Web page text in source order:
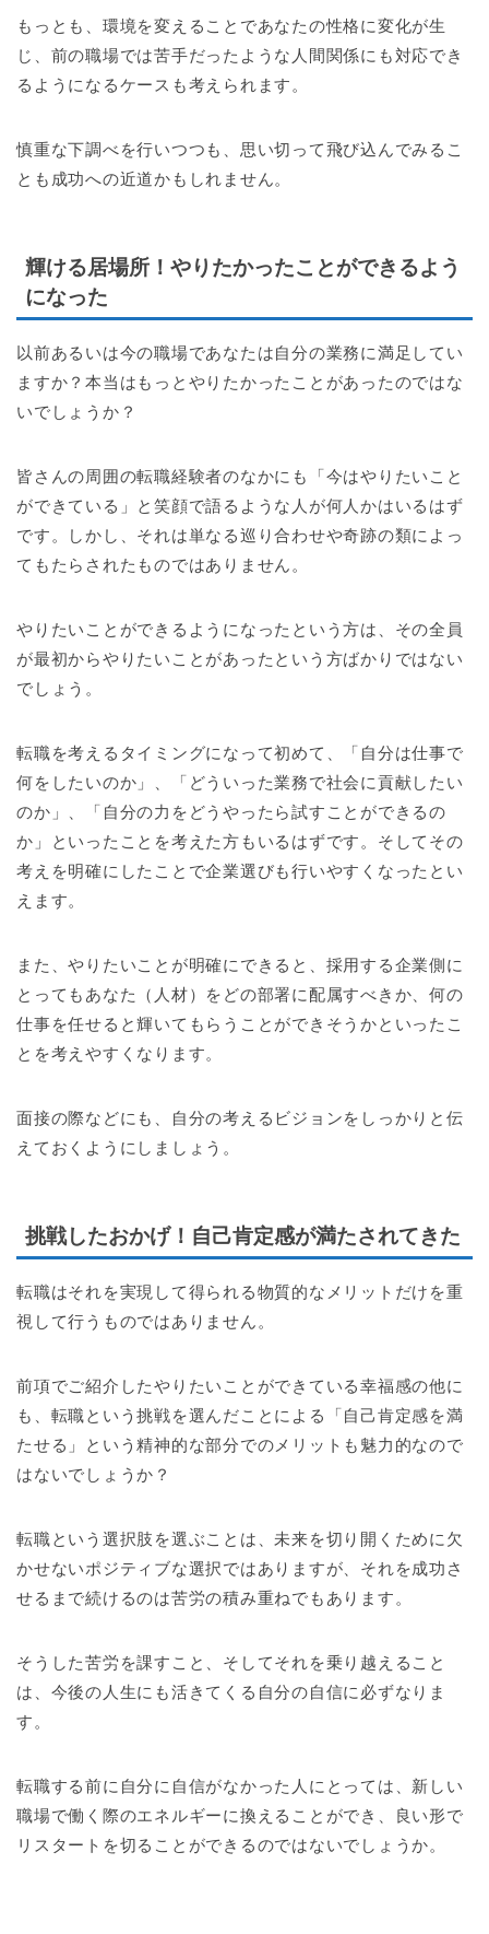
もっとも、環境を変えることであなたの性格に変化が生
じ、前の職場では苦手だったような人間関係にも対応でき
るようになるケースも考えられます。
慎重な下調べを行いつつも、思い切って飛び込んでみるこ
とも成功への近道かもしれません。
輝ける居場所！やりたかったことができるよう
になった
以前あるいは今の職場であなたは自分の業務に満足してい
ますか？本当はもっとやりたかったことがあったのではな
いでしょうか？
皆さんの周囲の転職経験者のなかにも「今はやりたいこと
ができている」と笑顔で語るような人が何人かはいるはず
です。しかし、それは単なる巡り合わせや奇跡の類によっ
てもたらされたものではありません。
やりたいことができるようになったという方は、その全員
が最初からやりたいことがあったという方ばかりではない
でしょう。
転職を考えるタイミングになって初めて、「自分は仕事で
何をしたいのか」、「どういった業務で社会に貢献したい
のか」、「自分の力をどうやったら試すことができるの
か」といったことを考えた方もいるはずです。そしてその
考えを明確にしたことで企業選びも行いやすくなったとい
えます。
また、やりたいことが明確にできると、採用する企業側に
とってもあなた（人材）をどの部署に配属すべきか、何の
仕事を任せると輝いてもらうことができそうかといったこ
とを考えやすくなります。
面接の際などにも、自分の考えるビジョンをしっかりと伝
えておくようにしましょう。
挑戦したおかげ！自己肯定感が満たされてきた
転職はそれを実現して得られる物質的なメリットだけを重
視して行うものではありません。
前項でご紹介したやりたいことができている幸福感の他に
も、転職という挑戦を選んだことによる「自己肯定感を満
たせる」という精神的な部分でのメリットも魅力的なので
はないでしょうか？
転職という選択肢を選ぶことは、未来を切り開くために欠
かせないポジティブな選択ではありますが、それを成功さ
せるまで続けるのは苦労の積み重ねでもあります。
そうした苦労を課すこと、そしてそれを乗り越えること
は、今後の人生にも活きてくる自分の自信に必ずなりま
す。
転職する前に自分に自信がなかった人にとっては、新しい
職場で働く際のエネルギーに換えることができ、良い形で
リスタートを切ることができるのではないでしょうか。